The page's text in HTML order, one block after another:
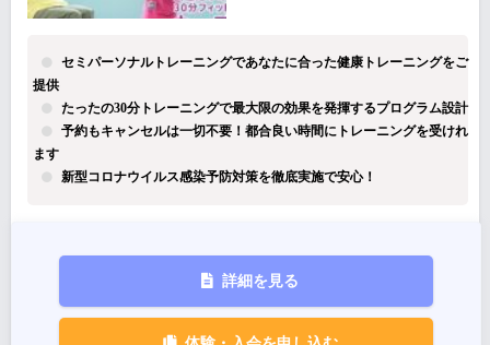
セミパーソナルトレーニングであなたに合った健康トレーニングをご
提供
たったの30分トレーニングで最大限の効果を発揮するプログラム設計
予約もキャンセルは一切不要！都合良い時間にトレーニングを受けれ
ます
新型コロナウイルス感染予防対策を徹底実施で安心！
詳細を見る